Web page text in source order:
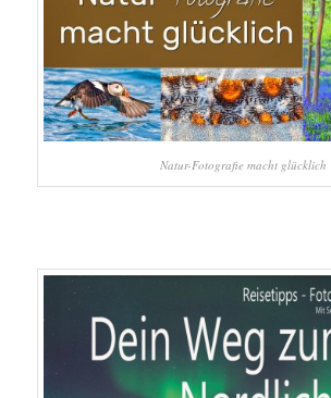
Natur-Fotografie macht glücklich